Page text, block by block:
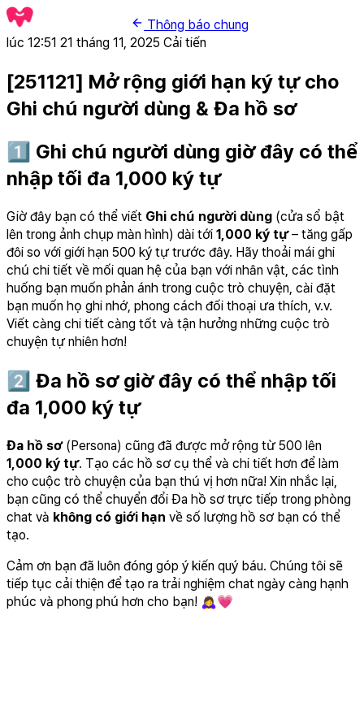
Thông báo chung
lúc 12:51 21 tháng 11, 2025 Cải tiến
[251121] Mở rộng giới hạn ký tự cho
Ghi chú người dùng & Đa hồ sơ
1️⃣ Ghi chú người dùng giờ đây có thể
nhập tối đa 1,000 ký tự
Giờ đây bạn có thể viết Ghi chú người dùng (cửa sổ bật
lên trong ảnh chụp màn hình) dài tới 1,000 ký tự– tăng gấp
đôi so với giới hạn 500 ký tự trước đây. Hãy thoải mái ghi
chú chi tiết về mối quan hệ của bạn với nhân vật, các tình
huống bạn muốn phản ánh trong cuộc trò chuyện, cài đặt
bạn muốn họ ghi nhớ, phong cách đối thoại ưa thích, v.v.
Viết càng chi tiết càng tốt và tận hưởng những cuộc trò
chuyện tự nhiên hơn!
2️⃣ Đa hồ sơ giờ đây có thể nhập tối
đa 1,000 ký tự
Đa hồ sơ(Persona) cũng đã được mở rộng từ 500 lên
1,000 ký tự. Tạo các hồ sơ cụ thể và chi tiết hơn để làm
cho cuộc trò chuyện của bạn thú vị hơn nữa! Xin nhắc lại,
bạn cũng có thể chuyển đổi Đa hồ sơ trực tiếp trong phòng
chat và không có giới hạn về số lượng hồ sơ bạn có thể
tạo.
Cảm ơn bạn đã luôn đóng góp ý kiến quý báu. Chúng tôi sẽ
tiếp tục cải thiện để tạo ra trải nghiệm chat ngày càng hạnh
phúc và phong phú hơn cho bạn! 🙇‍♀️💗